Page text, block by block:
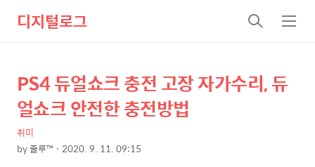
디지털로그
검
색
메
뉴
상
세
컨
텐
본
문
제
목
PS4 듀얼쇼크 충전 고장 자가수리, 듀
얼쇼크 안전한 충전방법
취미
by줄루™ 2020. 9. 11. 09:15